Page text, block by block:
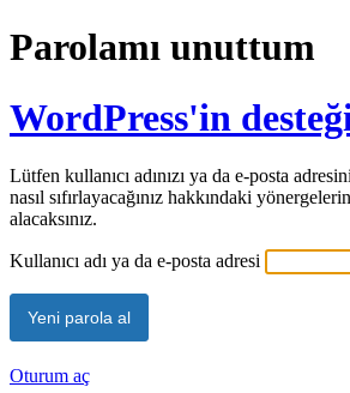
Parolamı unuttum
WordPress'in
Lütfen kullanıcı adınızı ya da e-posta
nasıl sıfırlayacağınız hakkındaki
alacaksınız.
Kullanıcı adı ya da e-posta adresi
Oturum aç